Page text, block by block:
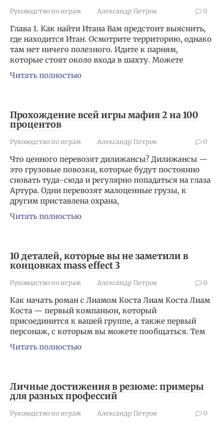
Руководство по играм Александр Петров 0
Глава 1. Как найти Итана Вам предстоит выяснить,
где находится Итан. Осмотрите территорию, однако
там нет ничего полезного. Идите к парням,
которые стоят около входа в шахту. Можете
Читать полностью
Прохождение всей игры мафия 2 на 100
процентов
Руководство по играм Александр Петров 0
Что ценного перевозят дилижансы? Дилижансы —
это грузовые повозки, которые будут постоянно
сновать туда-сюда и регулярно попадаться на глаза
Артура. Одни перевозят малоценные грузы, к
другим приставлена охрана,
Читать полностью
10 деталей, которые вы не заметили в
концовках mass effect 3
Руководство по играм Александр Петров 0
Как начать роман с Лиамом Коста Лиам Коста Лиам
Коста — первый компаньон, который
присоединится к вашей группе, а также первый
персонаж, с которым вы можете пообщаться. Тем
Читать полностью
Личные достижения в резюме: примеры
для разных профессий
Руководство по играм Александр Петров 0